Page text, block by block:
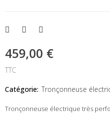
459,00 €
TTC
Catégorie: Tronçonneuse
Tronçonneuse électrique très